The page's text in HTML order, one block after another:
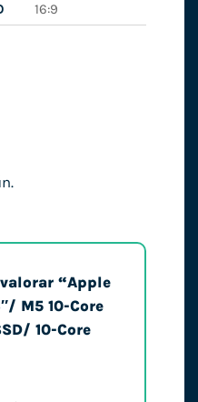
16:9
“Apple
M5 10-Core
10-Core